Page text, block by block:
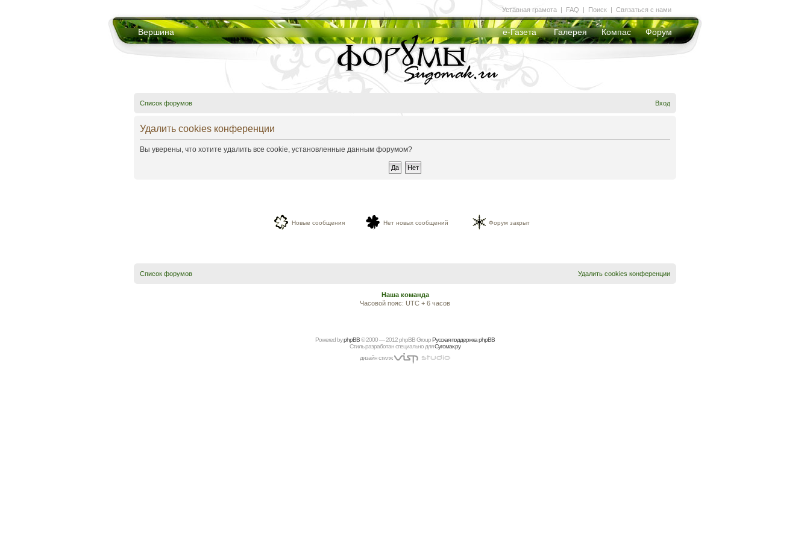
Вершина е-Газета Галерея Компас Форум
Уставная грамота | FAQ | Поиск | Связаться с нами
Список форумов Вход
Удалить cookies конференции
Вы уверены, что хотите удалить все cookie, установленные данным форумом?
Новые сообщения Нет новых сообщений Форум закрыт
Список форумов Удалить cookies конференции
Наша команда
Часовой пояс: UTC + 6 часов
Powered byрhрBВ© 2000 — 2012 рhрBВ GrоupРусская поддержка phpBB
Стиль разработан специально дляСугомак.ру
дизайн стиля: